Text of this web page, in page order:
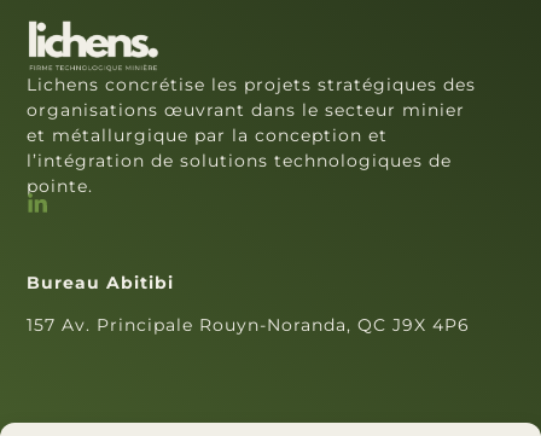
Lichens concrétise les projets stratégiques des
organisations œuvrant dans le secteur minier
et métallurgique par la conception et
l’intégration de solutions technologiques de
pointe.
Bureau Abitibi
157 Av. Principale Rouyn-Noranda, QC J9X 4P6